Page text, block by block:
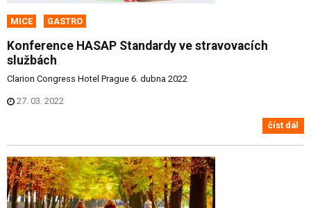
MICE GASTRO
Konference HASAP Standardy ve stravovacích
službách
Clarion Congress Hotel Prague 6. dubna 2022
27. 03. 2022
číst dál